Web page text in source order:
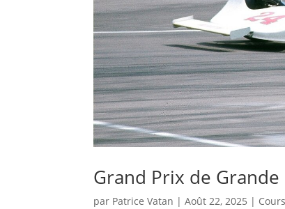
Grand Prix de
par Patrice Vatan |Août 22, 2025 |